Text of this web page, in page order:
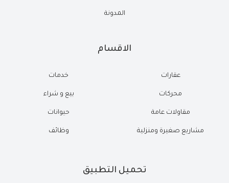
المدونة
الاقسام
عقارات
محركات
مقاولات عامة
مشاريع صغيرة ومنزلية
خدمات
بيع و شراء
حيوانات
وظائف
تحميل التطبيق